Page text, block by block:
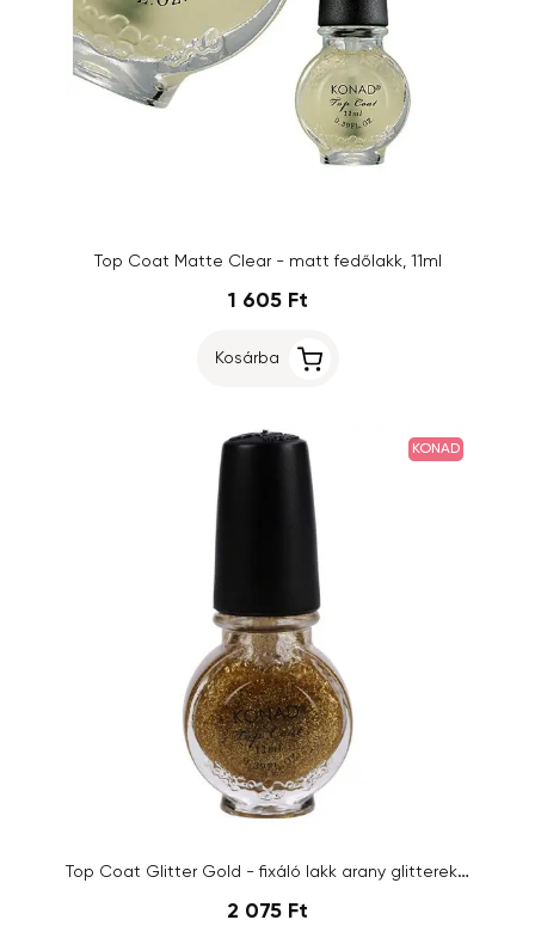
Top Coat Matte Clear - matt fedőlakk, 11ml
1 605 Ft
Kosárba
KONAD
Top Coat Glitter Gold - fixáló lakk arany glitterekkel, 11ml
2 075 Ft